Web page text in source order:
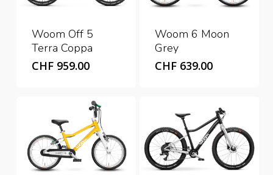
Woom Off 5
Terra Coppa
CHF959.00
Woom 6 Moon
Grey
CHF639.00